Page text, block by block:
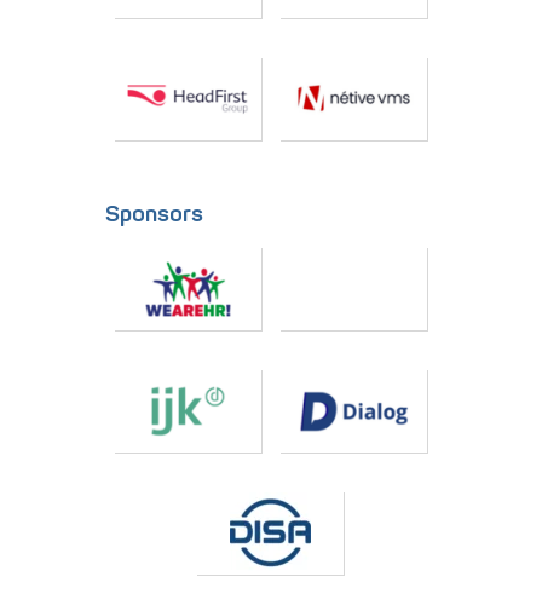
Sponsors